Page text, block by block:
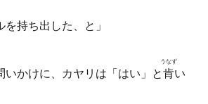
を持ち出した、と」
かけに、カヤリは「はい」と肯
うなず
い